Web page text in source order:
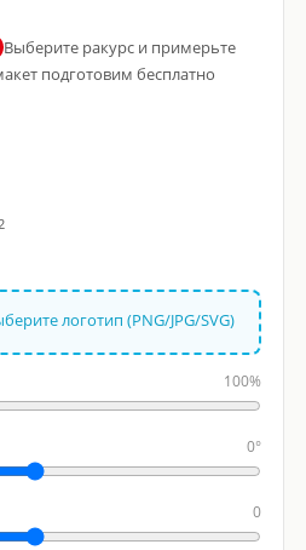
Выберите ракурс и примерьте
подготовим бесплатно
логотип (PNG/JPG/SVG)
100%
0°
0